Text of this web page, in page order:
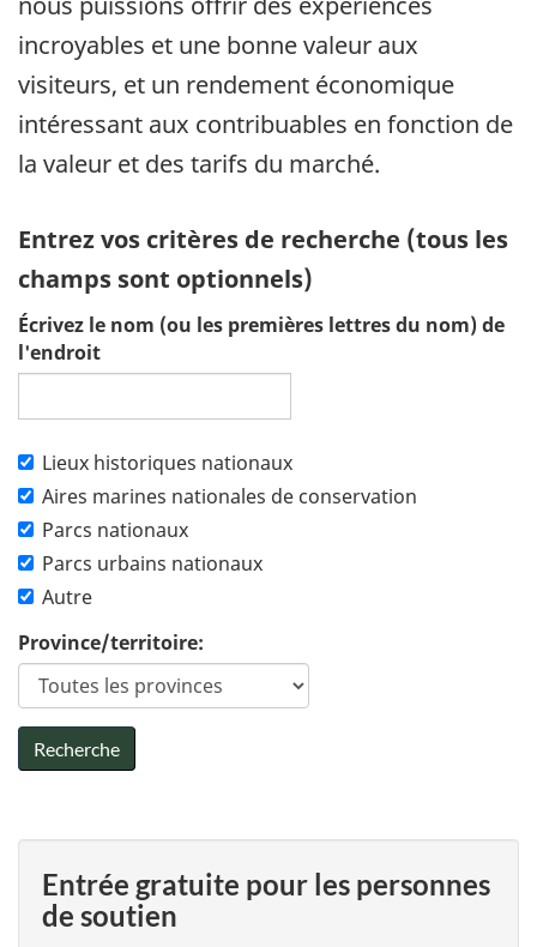
incroyables et une bonne valeur aux
visiteurs, et un rendement économique
intéressant aux contribuables en fonction de
la valeur et des tarifs du marché.
Entrez vos critères de recherche (tous les
champs sont optionnels)
Écrivez le nom (ou les premières lettres du nom) de
l'endroit
Lieux historiques nationaux
Aires marines nationales de conservation
Parcs nationaux
Parcs urbains nationaux
Autre
Province/territoire:
Entrée gratuite pour les personnes
de soutien